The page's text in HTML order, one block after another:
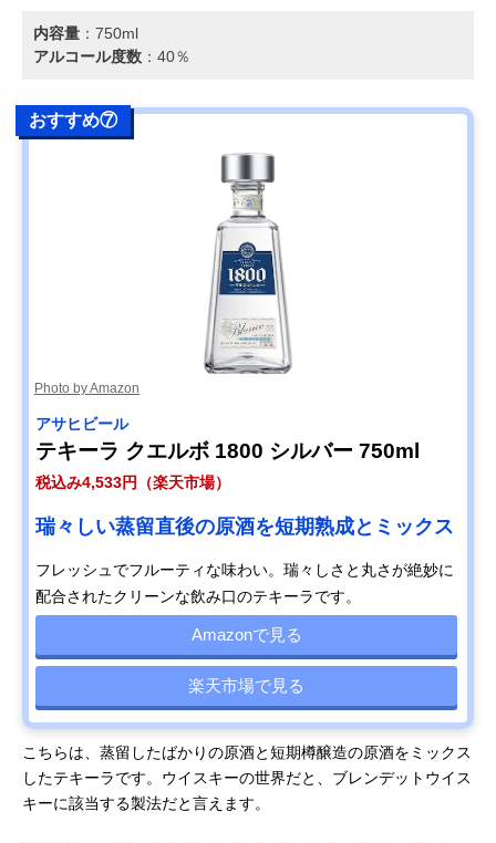
内容量 ：‎750ml
アルコール度数 ：40％
おすすめ⑦
Photo by Amazon
アサヒビール
テキーラ クエルボ 1800 シルバー 750ml
税込み4,533円（楽天市場）
瑞々しい蒸留直後の原酒を短期熟成とミックス
フレッシュでフルーティな味わい。瑞々しさと丸さが絶妙に
配合されたクリーンな飲み口のテキーラです。
Amazonで見る
楽天市場で見る
こちらは、蒸留したばかりの原酒と短期樽醸造の原酒をミックス
したテキーラです。ウイスキーの世界だと、ブレンデットウイス
キーに該当する製法だと言えます。